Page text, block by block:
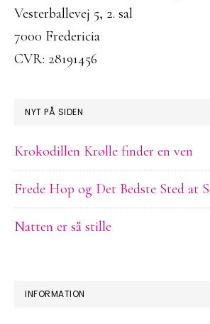
Vesterballevej 5, 2. sal
7000 Fredericia
CVR: 28191456
NYT PÅ SIDEN
Krokodillen Krølle finder en ven
Frede Hop og Det Bedste Sted at
Natten er så stille
INFORMATION